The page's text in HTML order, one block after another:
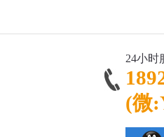
24小时
(微